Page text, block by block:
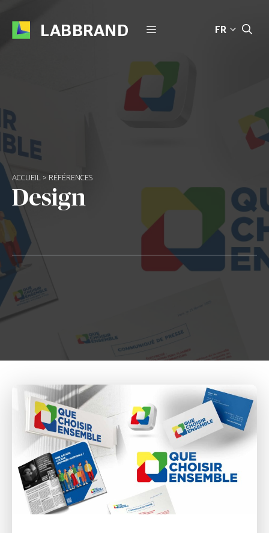
contenu
FR
LABBRAND MENU
ACCUEIL > RÉFÉRENCES
Design